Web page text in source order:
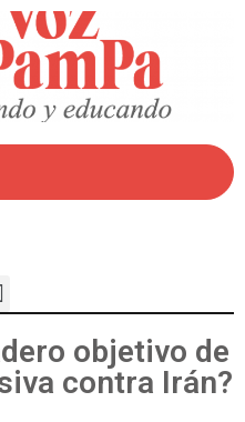
objetivo de
contra Irán?